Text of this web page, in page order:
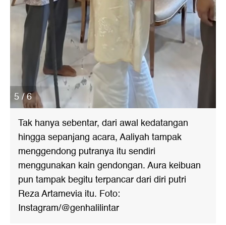
5 / 6
Tak hanya sebentar, dari awal kedatangan
hingga sepanjang acara, Aaliyah tampak
menggendong putranya itu sendiri
menggunakan kain gendongan. Aura keibuan
pun tampak begitu terpancar dari diri putri
Reza Artamevia itu. Foto:
Instagram/@genhalilintar